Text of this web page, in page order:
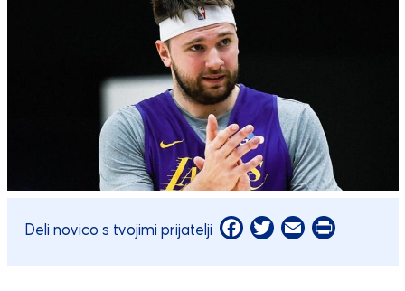
Deli novico s tvojimi prijatelji Facebook
Twitter
EmailPrint